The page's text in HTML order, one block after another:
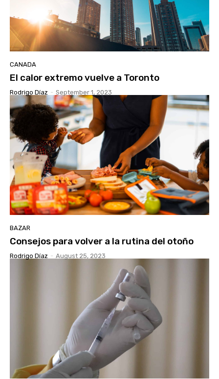
CANADA
El calor extremo vuelve a Toronto
Rodrigo Díaz - September 1, 2023
BAZAR
Consejos para volver a la rutina del otoño
Rodrigo Díaz - August 25, 2023